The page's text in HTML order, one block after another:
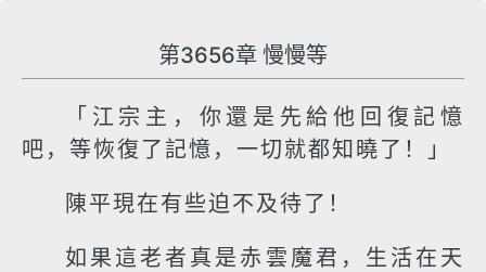
第3656章 慢慢等
「江宗主，你還是先給他回復記憶
吧，等恢復了記憶，一切就都知曉了！」
陳平現在有些迫不及待了！
如果這老者真是赤雲魔君，生活在天